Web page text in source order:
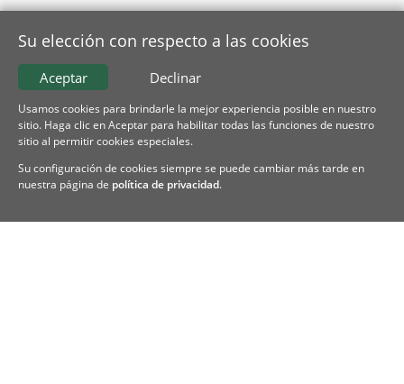
Su elección con respecto a las cookies
Declinar
Aceptar
Usamos cookies para brindarle la mejor experiencia posible en nuestro
sitio. Haga clic en Aceptar para habilitar todas las funciones de nuestro
sitio al permitir cookies especiales.
Su configuración de cookies siempre se puede cambiar más tarde en
nuestra página de política de privacidad.